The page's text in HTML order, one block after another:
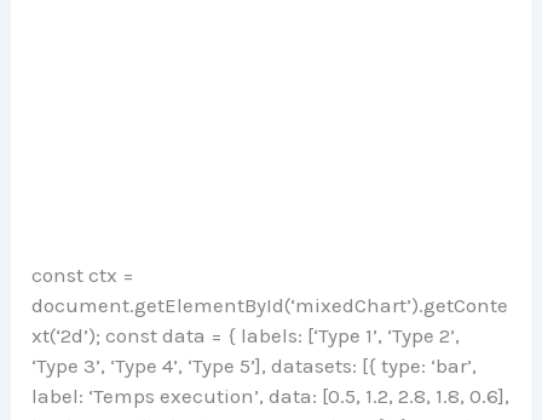
const ctx =
document.getElementById(‘mixedChart’).getConte
xt(‘2d’); const data = { labels: [‘Type 1’, ‘Type 2’,
‘Type 3’, ‘Type 4’, ‘Type 5’], datasets: [{ type: ‘bar’,
label: ‘Temps execution’, data: [0.5, 1.2, 2.8, 1.8, 0.6],